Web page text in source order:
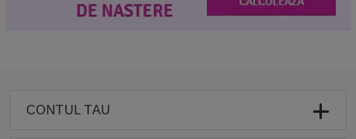
CONTUL TAU